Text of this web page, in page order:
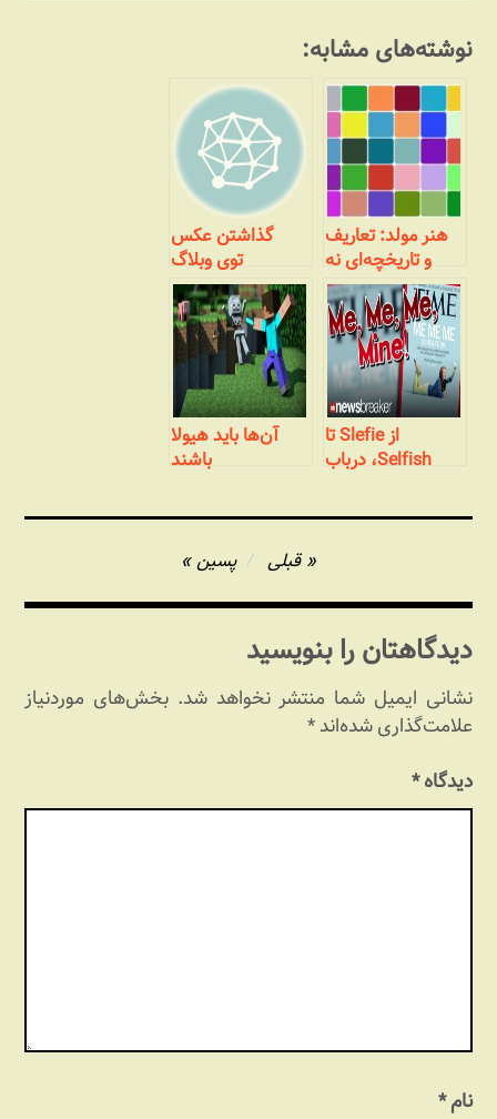
نوشته‌های مشابه:
هنر مولد: تعاریف
و تاریخچه‌ای نه
چندان مختصر
گذاشتن عکس
توی وبلاگ
از Slefie تا
Selfish، درباب
جدید
آن‌ها باید هیولا
باشند
نوشته
قبلی پسین
دیدگاهتان را بنویسید
نشانی ایمیل شما منتشر نخواهد شد. بخش‌های موردنیاز
علامت‌گذاری شده‌اند*
دیدگاه*
نام*